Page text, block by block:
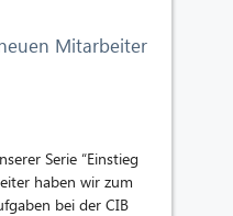
Mitarbeiter
Serie “Einstieg
haben wir zum
bei der CIB